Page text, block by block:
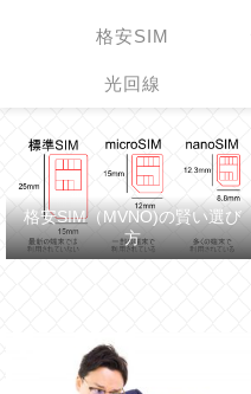
格安SIM
光回線
格安SIM（MVNO)の賢い選び
方